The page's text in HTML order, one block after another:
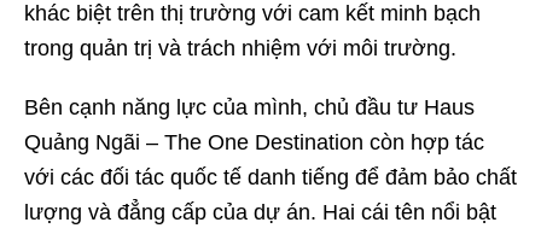
khác biệt trên thị trường với cam kết minh bạch
trong quản trị và trách nhiệm với môi trường.
Bên cạnh năng lực của mình, chủ đầu tư Haus
Quảng Ngãi – The One Destination còn hợp tác
với các đối tác quốc tế danh tiếng để đảm bảo chất
lượng và đẳng cấp của dự án. Hai cái tên nổi bật